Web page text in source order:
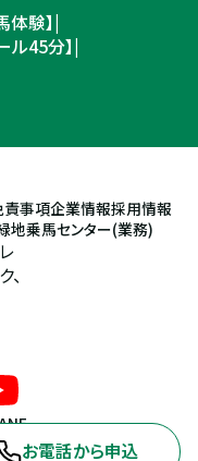
お電話から申込
体験】|
ル45分】|
責事項企業情報採用情報
地乗馬センター(業務)